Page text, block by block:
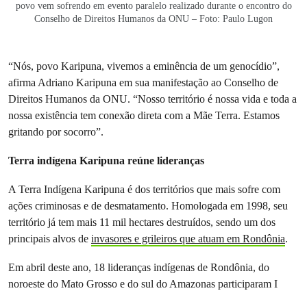
povo vem sofrendo em evento paralelo realizado durante o encontro do
Conselho de Direitos Humanos da ONU – Foto: Paulo Lugon
“Nós, povo Karipuna, vivemos a eminência de um genocídio”,
afirma Adriano Karipuna em sua manifestação ao Conselho de
Direitos Humanos da ONU. “Nosso território é nossa vida e toda a
nossa existência tem conexão direta com a Mãe Terra. Estamos
gritando por socorro”.
Terra indígena Karipuna reúne lideranças
A Terra Indígena Karipuna é dos territórios que mais sofre com
ações criminosas e de desmatamento. Homologada em 1998, seu
território já tem mais 11 mil hectares destruídos, sendo um dos
principais alvos de invasores e grileiros que atuam em Rondônia.
Em abril deste ano, 18 lideranças indígenas de Rondônia, do
noroeste do Mato Grosso e do sul do Amazonas participaram I